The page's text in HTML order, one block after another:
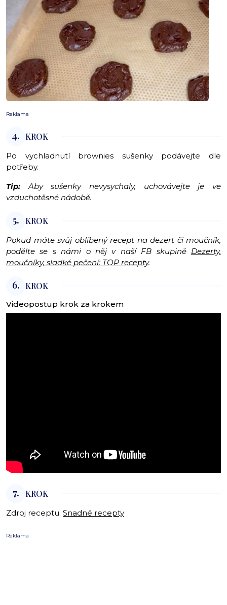
Reklama
4. KROK
Po vychladnutí brownies sušenky podávejte dle
potřeby.
Tip:Aby sušenky nevysychaly, uchovávejte je ve
vzduchotěsné nádobě.
5. KROK
Pokud máte svůj oblíbený recept na dezert či moučník,
podělte se s námi o něj v naší FB skupině Dezerty,
moučníky, sladké pečení: TOP recepty.
6. KROK
Videopostup krok za krokem
7. KROK
Zdroj receptu: Snadné recepty
Reklama